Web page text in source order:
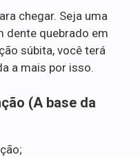
chegar. Seja uma
dente quebrado em
súbita, você terá
a mais por isso.
(A base da